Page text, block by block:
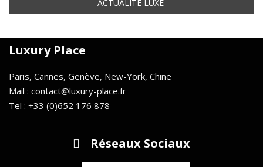
Luxury Place
Paris, Cannes, Genève, New-York, Chine
Mail : contact@luxury-place.fr
Tel : +33 (0)652 176 878
Réseaux Sociaux